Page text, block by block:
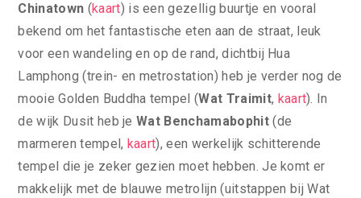
Chinatown (kaart) is een gezellig buurtje en vooral
bekend om het fantastische eten aan de straat, leuk
voor een wandeling en op de rand, dichtbij Hua
Lamphong (trein- en metrostation) heb je verder nog de
mooie Golden Buddha tempel (Wat Traimit, kaart). In
de wijk Dusit heb jeWat Benchamabophit(de
marmeren tempel, kaart), een werkelijk schitterende
tempel die je zeker gezien moet hebben. Je komt er
makkelijk met de blauwe metrolijn (uitstappen bij Wat